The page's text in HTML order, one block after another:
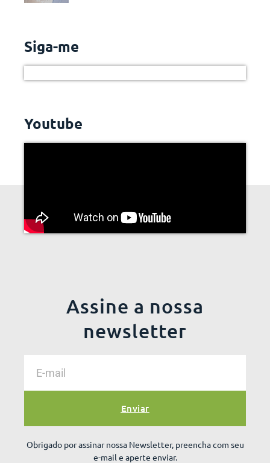
Siga-me
Youtube
Assine a nossa
newsletter
Enviar
Obrigado por assinar nossa Newsletter, preencha com seu
e-mail e aperte enviar.